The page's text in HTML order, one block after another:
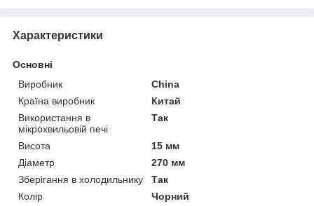
Характеристики
Основні
Виробник
China
Країна виробник
Китай
Використання в
мікрохвильовій печі
Так
Висота
15 мм
Діаметр
270 мм
Зберігання в холодильнику
Так
Колір
Чорний